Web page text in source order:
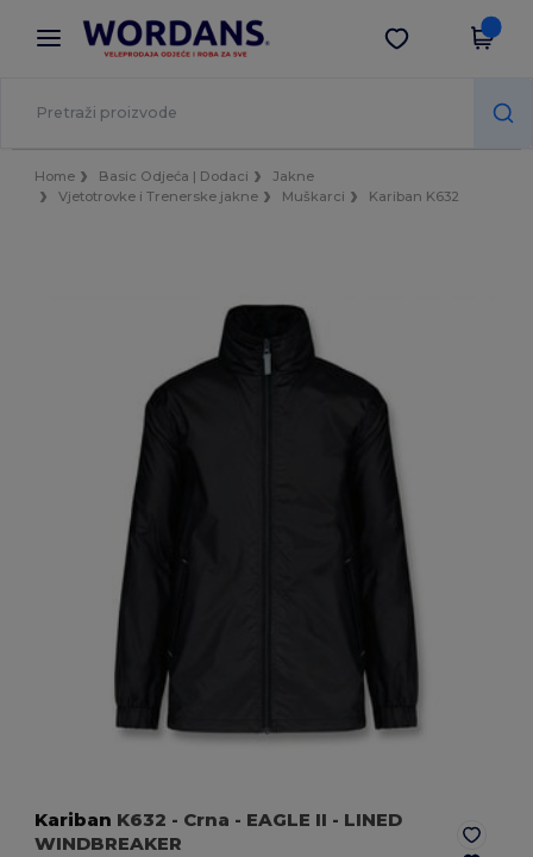
× Aplikacija Wordans
Bolje cijene u aplikaciji!
Preuzmi app
Home Basic Odjeća | Dodaci
Jakne
Vjetotrovke i Trenerske jakne
Muškarci Kariban K632
Kariban K632 - Crna - EAGLE II - LINED
WINDBREAKER